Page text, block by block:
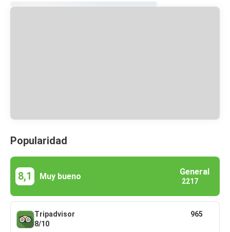
Popularidad
8,1 Muy bueno General
2217
Tripadvisor
8/10
965